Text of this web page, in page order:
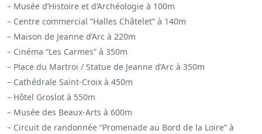
– Musée d’Histoire et d’Archéologie à 100m
– Centre commercial “Halles Châtelet” à 140m
– Maison de Jeanne d’Arc à 220m
– Cinéma “Les Carmes” à 350m
– Place du Martroi / Statue de Jeanne d’Arc à 350m
– Cathédrale Saint-Croix à 450m
– Hôtel Groslot à 550m
– Musée des Beaux-Arts à 600m
– Circuit de randonnée “Promenade au Bord de la Loire” à